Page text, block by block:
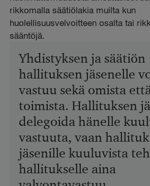
rikkomalla säätiölakia muilta kun
huolellisuusvelvoitteen osalta tai
sääntöjä.
Yhdistyksen ja säätiön
hallituksen jäsenelle
vastuu sekä omista
toimista. Hallituksen
delegoida hänelle
vastuuta, vaan
jäsenille kuuluvista
hallitukselle aina